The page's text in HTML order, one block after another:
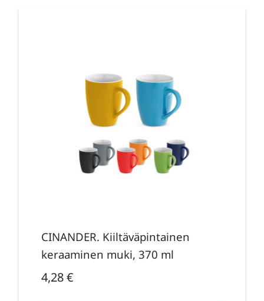
CINANDER. Kiiltäväpintainen
keraaminen muki, 370 ml
4,28€